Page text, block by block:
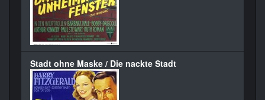
Stadt ohne Maske / Die nackte Stadt